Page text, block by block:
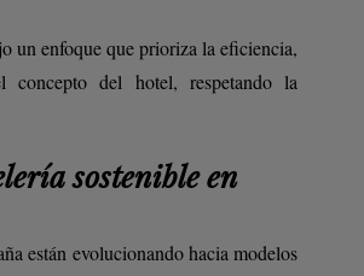
un enfoque que prioriza la eficiencia,
del hotel, respetando la
sostenible en
están evolucionando hacia modelos